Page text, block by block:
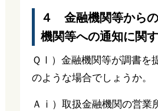
４ 金融機関等から
機関等への通知に関
ＱⅠ）金融機関等が調書を
のような場合でしょうか。
Ａⅰ）取扱金融機関の営業